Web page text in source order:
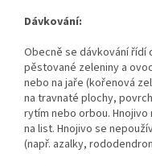
Dávkování:
Obecně se dávkování řídí
pěstované zeleniny a
nebo na jaře (kořenová
na travnaté plochy,
rytím nebo orbou.
na list. Hnojivo se
(např. azalky,